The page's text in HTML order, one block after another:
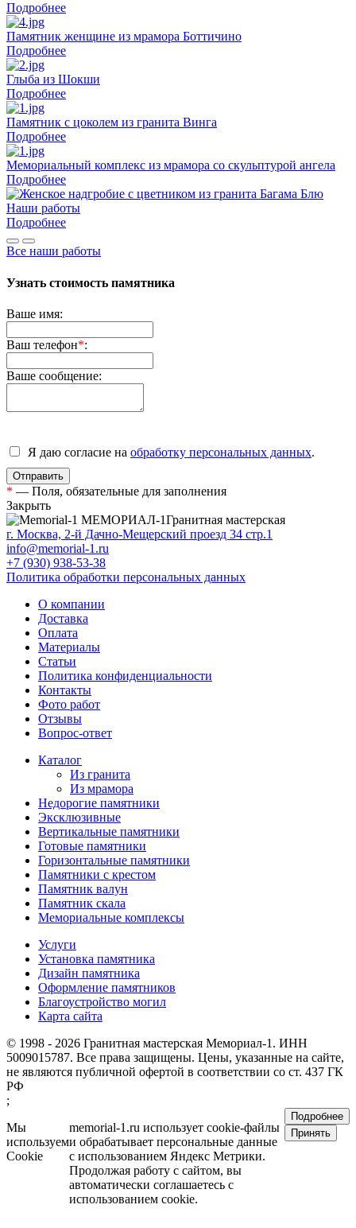
Подробнее
Памятник женщине из мрамора Боттичино
Подробнее
Глыба из Шокши
Подробнее
Памятник с цоколем из гранита Винга
Подробнее
Мемориальный комплекс из мрамора со скульптурой ангела
Подробнее
Наши работы
Подробнее
Все наши работы
Узнать стоимость памятника
Ваше имя:
Ваш телефон*:
Ваше сообщение:
Я даю согласие на обработку персональных данных.
* — Поля, обязательные для заполнения
Закрыть
МЕМОРИАЛ-1Гранитная мастерская
г. Москва, 2-й Дачно-Мещерский проезд 34 стр.1
info@memorial-1.ru
+7 (930) 938-53-38
Политика обработки персональных данных
О компании
Доставка
Оплата
Материалы
Статьи
Политика конфиденциальности
Контакты
Фото работ
Отзывы
Вопрос-ответ
Каталог
Из гранита
Из мрамора
Недорогие памятники
Эксклюзивные
Вертикальные памятники
Готовые памятники
Горизонтальные памятники
Памятники с крестом
Памятник валун
Памятник скала
Мемориальные комплексы
Услуги
Установка памятника
Дизайн памятника
Оформление памятников
Благоустройство могил
Карта сайта
© 1998 - 2026 Гранитная мастерская Мемориал-1. ИНН
5009015787. Все права защищены. Цены, указанные на сайте,
не являются публичной офертой в соответствии со ст. 437 ГК
РФ
;
Мы
используем
Cookie
memorial-1.ru использует cookie-файлы
и обрабатывает персональные данные
с использованием Яндекс Метрики.
Продолжая работу с сайтом, вы
автоматически соглашаетесь с
использованием cookie.
Подробнее
Принять